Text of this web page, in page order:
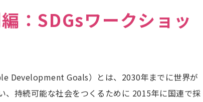
：SDGsワークショッ
Development Goals）とは、2030年までに世界が
、持続可能な社会をつくるために 2015年に国連で採